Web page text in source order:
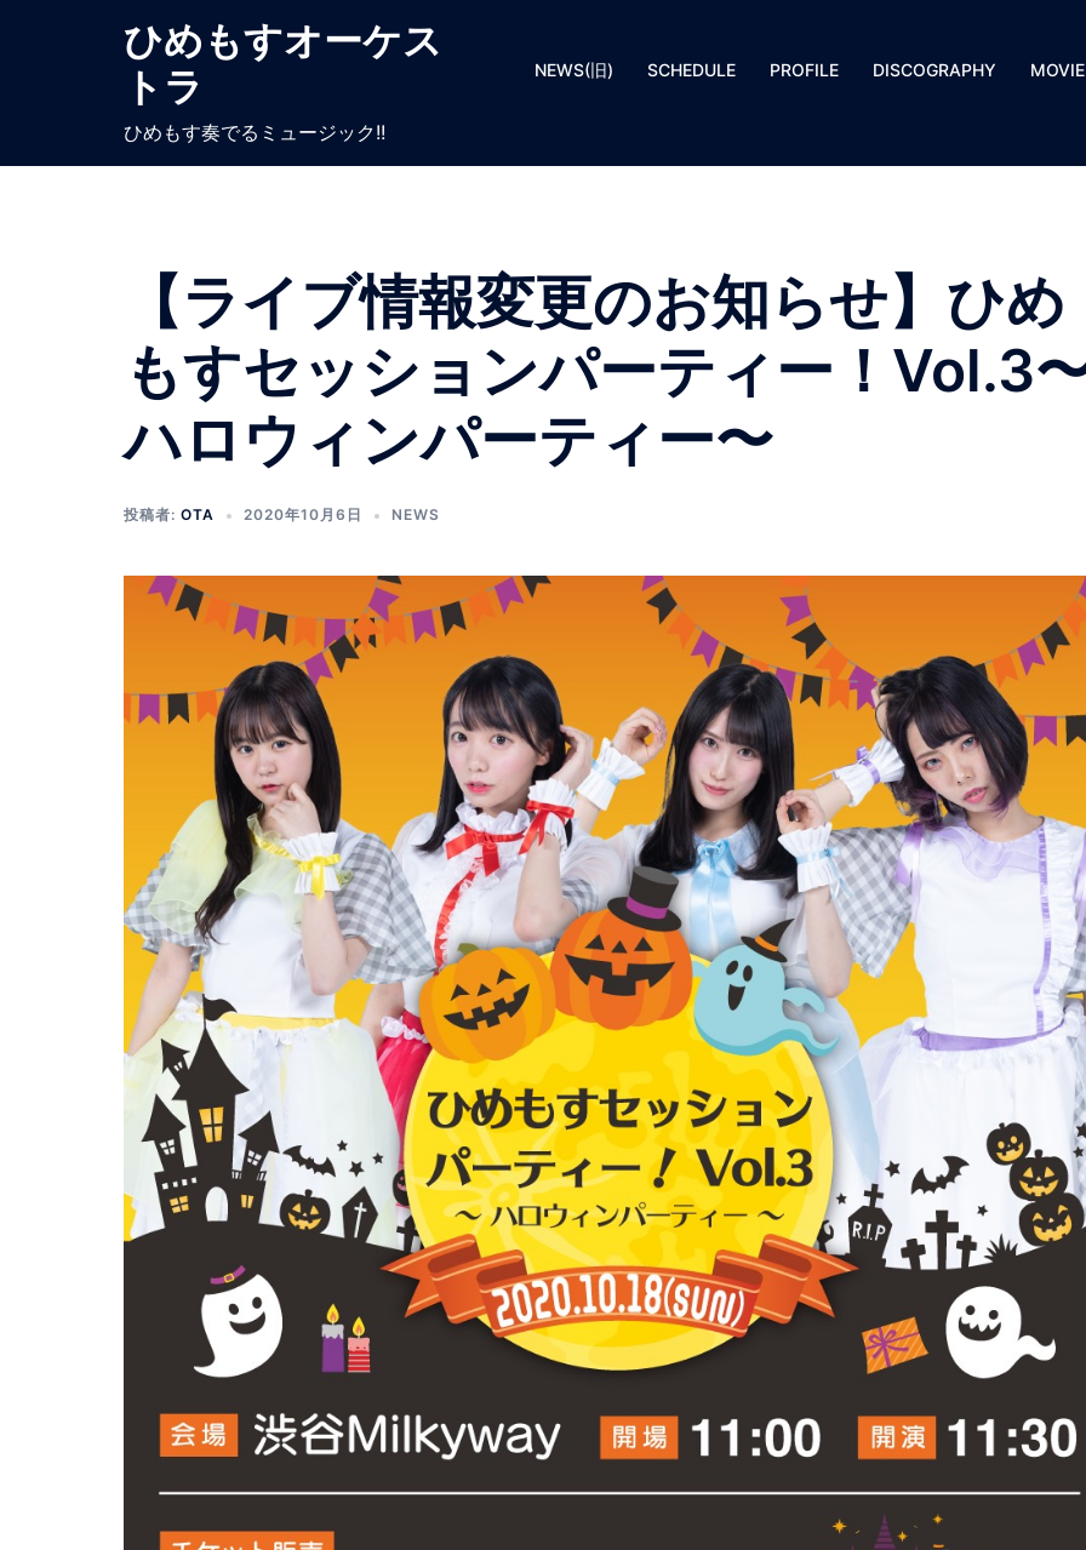
ひめもすオーケス
トラ
ひめもす奏でるミュージック!!
NEWS(旧) SCHEDULE PROFILE DISCOGRAPHY MOVIE
【ライブ情報変更のお知らせ】ひめ
もすセッションパーティー！Vol.3
ハロウィンパーティー〜
投稿者: OTA 2020年10月6日 NEWS